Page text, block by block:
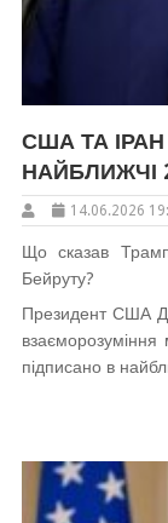
США ТА
НАЙБЛИЖЧІ
14.06.2026
Що сказав
Бейруту?
Президент США
підписано в